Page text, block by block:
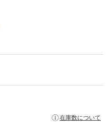
在庫数について